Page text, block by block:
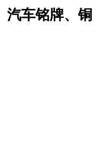
汽车铭牌、铜